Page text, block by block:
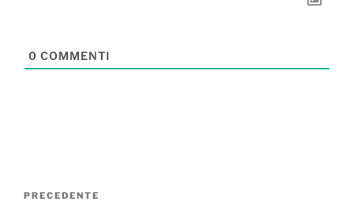
0 COMMENTI
Articolo
PRECEDENTE